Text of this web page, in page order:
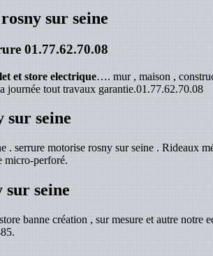
sur seine
01.77.62.70.08
et store electrique…. mur , maison ,
journée tout travaux garantie.01.77.62.70.08
sur seine
serrure motorise rosny sur seine . Rideaux
micro-perforé.
sur seine
banne création , sur mesure et autre notre